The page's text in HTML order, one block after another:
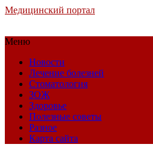
Медицинский портал
Меню
Новости
Лечение болезней
Стоматология
ЗОЖ
Здоровье
Полезные советы
Разное
Карта сайта